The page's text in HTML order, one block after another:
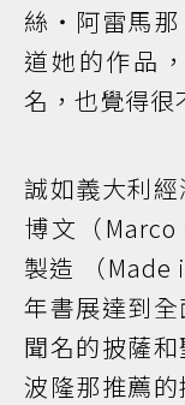
絲‧阿雷馬那
道她的作品
名，也覺得很
誠如義大利
博文（
製造 （Made
年書展達到
聞名的披薩
波隆那推薦